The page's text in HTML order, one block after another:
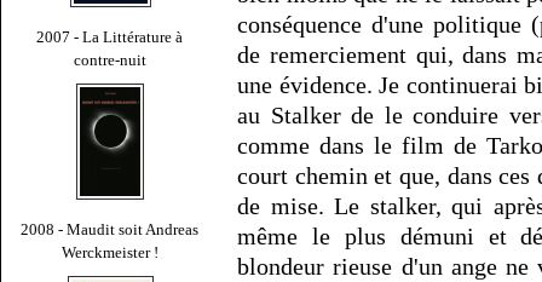
2007 - La Littérature à
contre-nuit
2008 - Maudit soit Andreas
Werckmeister !
conséquence d'une politique
de remerciement qui, dans
une évidence. Je continuerai
au Stalker de le conduire
comme dans le film de
court chemin et que, dans
de mise. Le stalker, qui
même le plus démuni et
blondeur rieuse d'un ange